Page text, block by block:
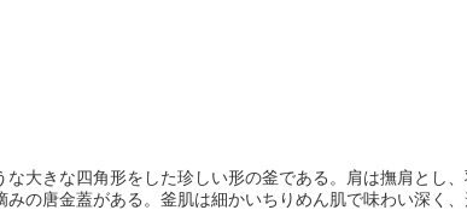
大きな四角形をした珍しい形の釜である。肩は撫肩とし
の唐金蓋がある。釜肌は細かいちりめん肌で味わい深く、